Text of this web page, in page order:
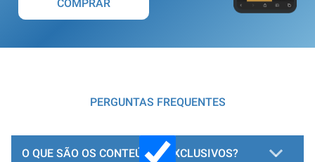
COMPRAR
PERGUNTAS FREQUENTES
O QUE SÃO OS CONTEÚDOS EXCLUSIVOS?